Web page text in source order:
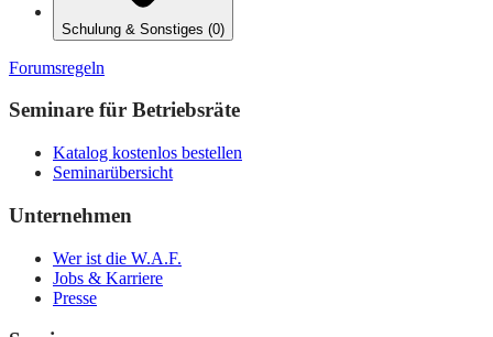
Schulung & Sonstiges (0)
Forumsregeln
Seminare für Betriebsräte
Katalog kostenlos bestellen
Seminarübersicht
Unternehmen
Wer ist die W.A.F.
Jobs & Karriere
Presse